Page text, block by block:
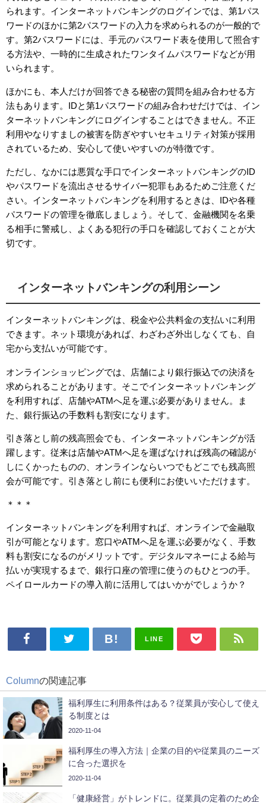
られます。インターネットバンキングのログインでは、第1 パス
ワードのほかに第2パスワードの入力を求められるのが一般的で
す。第2パスワードには、手元のパスワード表を使用して照合す
る方法や、一時的に生成されたワンタイムパスワードなどが用
いられます。
ほかにも、本人だけが回答できる秘密の質問を組み合わせる方
法もあります。
ID と第1 パスワードの組み合わせだけでは、イン
ターネットバンキングにログインすることはできません。不正
利用やなりすましの被害を防ぎやすいセキュリティ対策が採用
されているため、安心して使いやすいのが特徴です。
ただし、なかには悪質な手口でインターネットバンキングの ID
やパスワードを流出させるサイバー犯罪もあるためご注意くだ
さい。インターネットバンキングを利用するときは、
IDや各種
パスワードの管理を徹底しましょう。そして、金融機関を名乗
る相手に警戒し、よくある犯行の手口を確認しておくことが大
切です。
インターネットバンキングの利用シーン
インターネットバンキングは、税金や公共料金の支払いに利用
できます。ネット環境があれば、わざわざ外出しなくても、自
宅から支払いが可能です。
オンラインショッピングでは、店舗により銀行振込での決済を
求められることがあります。そこでインターネットバンキング
を利用すれば、店舗やATMへ足を運ぶ必要がありません。ま
た、銀行振込の手数料も割安になります。
引き落とし前の残高照会でも、インターネットバンキングが活
躍します。従来は店舗やATM へ足を運ばなければ残高の確認が
しにくかったものの、オンラインならいつでもどこでも残高照
会が可能です。引き落とし前にも便利にお使いいただけます。
＊＊＊
インターネットバンキングを利用すれば、オンラインで金融取
引が可能となります。窓口やATM へ足を運ぶ必要がなく、手数
料も割安になるのがメリットです。デジタルマネーによる給与
払いが実現するまで、銀行口座の管理に使うのもひとつの手。
ペイロールカードの導入前に活用してはいかがでしょうか？
LINE
Columnの関連記事
福利厚生に利用条件はある？従業員が安心して使え
る制度とは
2020-11-04
福利厚生の導入方法｜企業の目的や従業員のニーズ
に合った選択を
2020-11-04
「健康経営」がトレンドに。従業員の定着のため企